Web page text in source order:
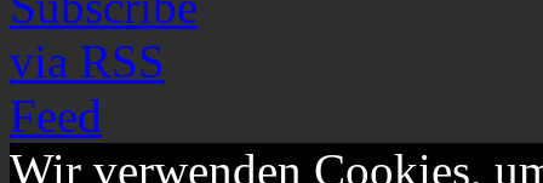
Wir verwenden Cookies,